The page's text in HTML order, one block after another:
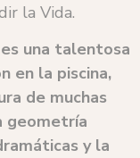
la Vida.
una talentosa
en la piscina,
de muchas
geometría
y la